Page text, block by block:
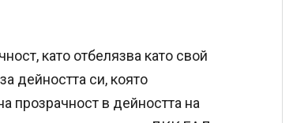
като отбелязва като свой
дейността си, която
прозрачност в дейността на